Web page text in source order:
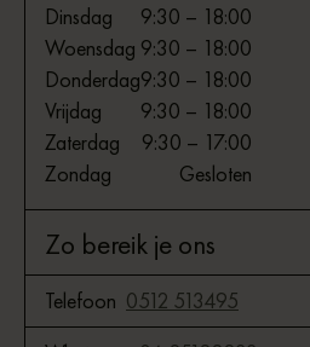
Dinsdag
9:30 – 18:00
Woensdag 9:30 – 18:00
Donderdag9:30 – 18:00
Vrijdag
9:30 – 18:00
Zaterdag
9:30 – 17:00
Zondag
Gesloten
Zo bereik je ons
Telefoon 0512 513495